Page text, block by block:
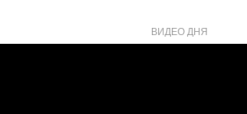
ВИДЕО ДНЯ